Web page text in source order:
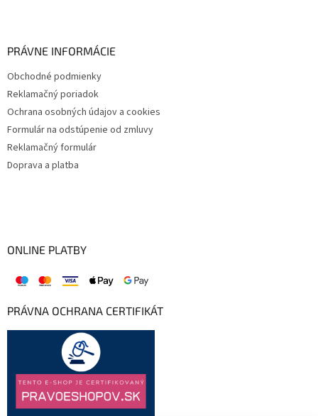
PRÁVNE INFORMÁCIE
Obchodné podmienky
Reklamačný poriadok
Ochrana osobných údajov a cookies
Formulár na odstúpenie od zmluvy
Reklamačný formulár
Doprava a platba
ONLINE PLATBY
PRÁVNA OCHRANA CERTIFIKÁT